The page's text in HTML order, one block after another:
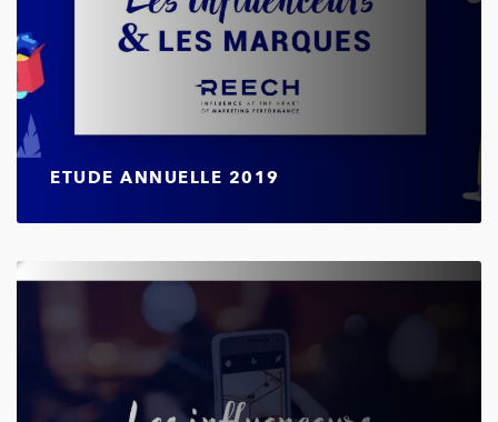
ETUDE ANNUELLE 2019